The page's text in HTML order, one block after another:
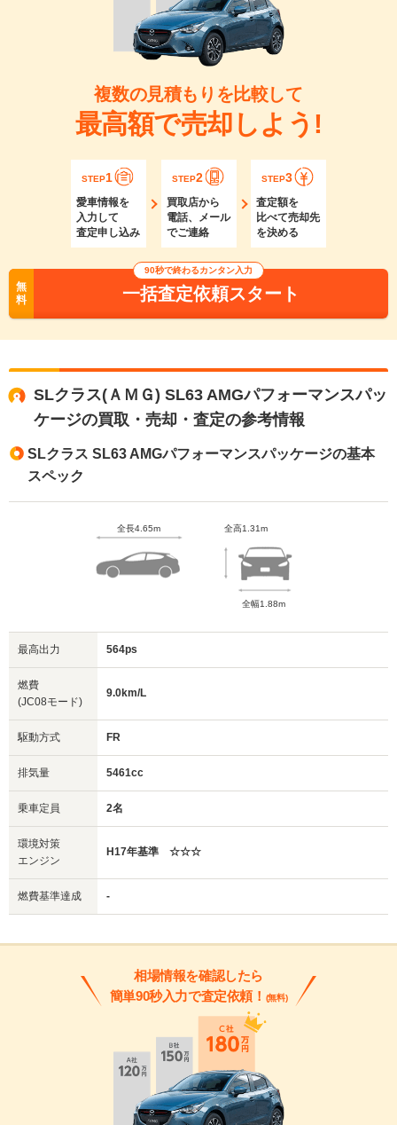
複数の見積もりを比較して
最高額で売却しよう!
STEP1
愛車情報を
入力して
査定申し込み
STEP2
買取店から
電話、メール
でご連絡
STEP3
査定額を
比べて売却先
を決める
無
料
90秒で終わるカンタン入力
一括査定依頼スタート
SLクラス(ＡＭＧ) SL63 AMGパフォーマンスパッ
ケージの買取・売却・査定の参考情報
SLクラス SL63 AMGパフォーマンスパッケージの基本
スペック
全長4.65m 全高1.31m
全幅1.88m
最高出力 564ps
燃費
(JC08モード)
9.0km/L
駆動方式 FR
排気量 5461cc
乗車定員 2名
環境対策
エンジン
H17年基準 ☆☆☆
燃費基準達成 -
相場情報を確認したら
簡単90秒入力で査定依頼！ (無料)